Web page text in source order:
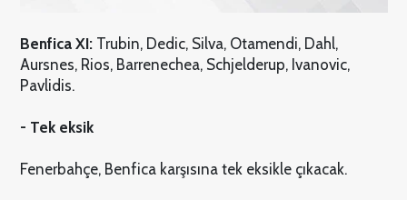
Benfica XI:Trubin, Dedic, Silva, Otamendi, Dahl,
Aursnes, Rios, Barrenechea, Schjelderup, Ivanovic,
Pavlidis.
- Tek eksik
Fenerbahçe, Benfica karşısına tek eksikle çıkacak.